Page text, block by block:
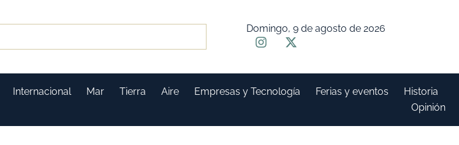
Domingo, 9 de agosto de 2026
Internacional Mar Tierra Aire Empresas y Tecnología Ferias y eventos
Historia
Opinión